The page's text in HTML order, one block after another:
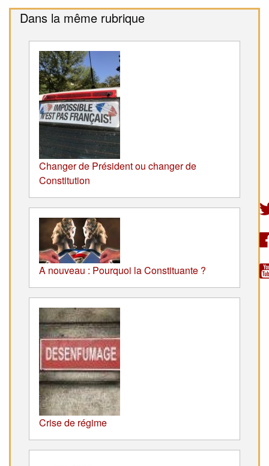
Dans la même rubrique
Changer de Président ou changer de
Constitution
A nouveau : Pourquoi la Constituante ?
Crise de régime